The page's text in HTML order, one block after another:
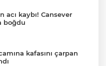
acı kaybı! Cansever
boğdu
kafasını çarpan